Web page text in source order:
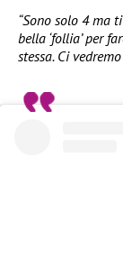
“Sono solo 4 ma
bella ‘follia’ per
stessa. Ci